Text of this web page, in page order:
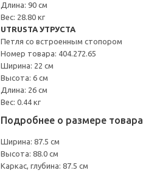
Длина: 90 см
Вес: 28.80 кг
UTRUSTA УТРУСТА
Петля со встроенным стопором
Номер товара: 404.272.65
Ширина: 22 см
Высота: 6 см
Длина: 26 см
Вес: 0.44 кг
Подробнее о размере товара
Ширина: 87.5 см
Высота: 88.0 см
Каркас, глубина: 87.5 см